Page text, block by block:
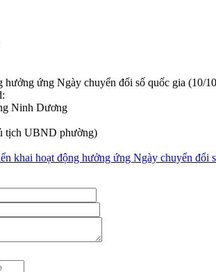
hưởng ứng Ngày chuyển đổi số quốc gia (10/
Ninh Dương
tịch UBND phường)
khai hoạt động hưởng ứng Ngày chuyển đổi